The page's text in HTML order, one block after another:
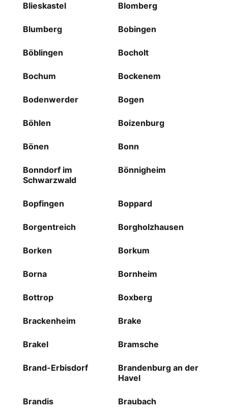
Blieskastel Blomberg
Blumberg Bobingen
Böblingen Bocholt
Bochum Bockenem
Bodenwerder Bogen
Böhlen Boizenburg
Bönen Bonn
Bonndorf im
Schwarzwald
Bönnigheim
Bopfingen Boppard
Borgentreich Borgholzhausen
Borken Borkum
Borna Bornheim
Bottrop Boxberg
Brackenheim Brake
Brakel Bramsche
Brand-Erbisdorf
Brandenburg an der
Havel
Brandis Braubach